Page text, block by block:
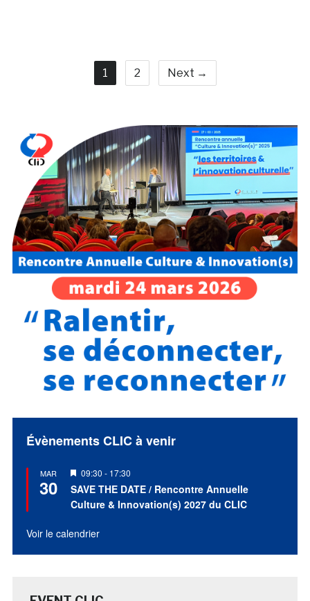
1 2 Next →
Évènements CLIC à venir
MAR
30
Mis
en
avant
09:30 - 17:30
SAVE THE DATE / Rencontre Annuelle
Culture & Innovation(s) 2027 du CLIC
Voir le calendrier